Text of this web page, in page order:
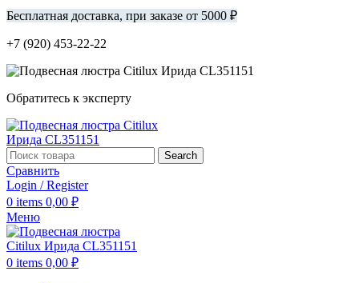
Бесплатная доставка, при заказе от 5000 ₽
+7 (920) 453-22-22
Обратитесь к эксперту
Search
Сравнить
Login / Register
0 items 0,00 ₽
Меню
0 items 0,00 ₽